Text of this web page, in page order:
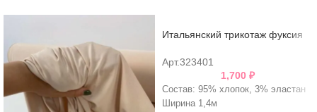
Итальянский трикотаж фуксия
Арт.323401
1,700 ₽
Состав: 95% хлопок, 3% эластан
Ширина 1,4м